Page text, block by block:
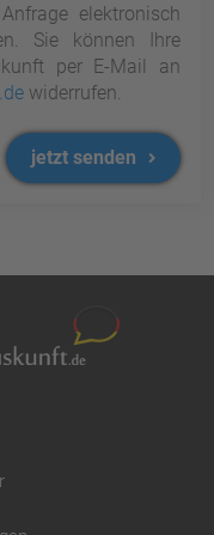
elektronisch
Sie können Ihre
per E-Mail an
widerrufen.
jetzt senden